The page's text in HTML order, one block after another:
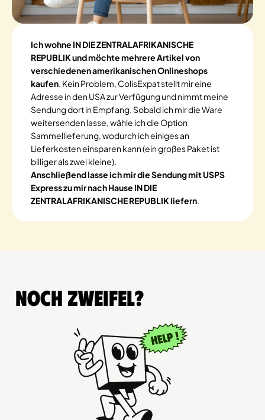
Ich wohne IN DIE ZENTRALAFRIKANISCHE
REPUBLIK und möchte mehrere Artikel von
verschiedenen amerikanischen Onlineshops
kaufen. Kein Problem, ColisExpat stellt mir eine
Adresse in den USA zur Verfügung und nimmt meine
Sendung dort in Empfang. Sobald ich mir die Ware
weitersenden lasse, wähle ich die Option
Sammellieferung, wodurch ich einiges an
Lieferkosten einsparen kann (ein großes Paket ist
billiger als zwei kleine).
Anschließend lasse ich mir die Sendung mit USPS
Express zu mir nach Hause IN DIE
ZENTRALAFRIKANISCHE REPUBLIK liefern.
Noch Zweifel?